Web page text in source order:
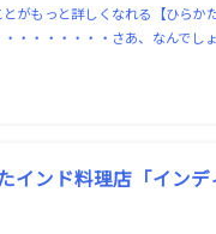
がもっと詳しくなれる【ひら
・・・・・・・・さあ、なんでし
インド料理店「イン